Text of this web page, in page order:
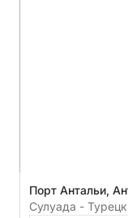
Порт Антальи,
Сулуада -